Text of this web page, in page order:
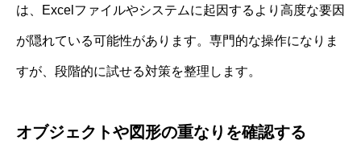
は、Excelファイルやシステムに起因するより高度な要因
が隠れている可能性があります。専門的な操作になりま
すが、段階的に試せる対策を整理します。
オブジェクトや図形の重なりを確認する